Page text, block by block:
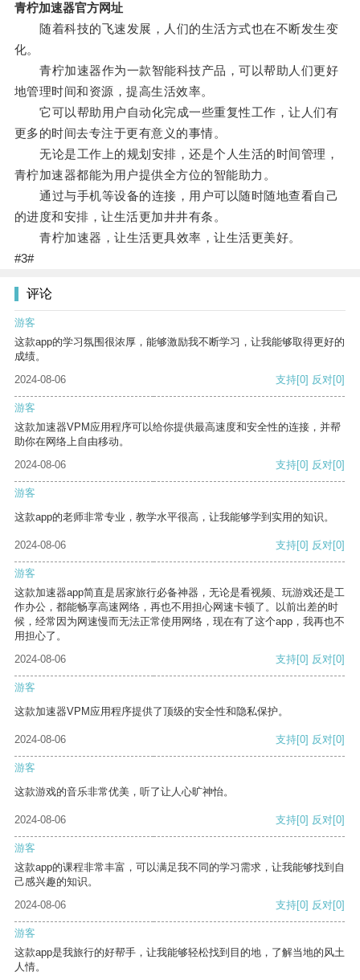
青柠加速器官方网址
随着科技的飞速发展，人们的生活方式也在不断发生变
化。
青柠加速器作为一款智能科技产品，可以帮助人们更好
地管理时间和资源，提高生活效率。
它可以帮助用户自动化完成一些重复性工作，让人们有
更多的时间去专注于更有意义的事情。
无论是工作上的规划安排，还是个人生活的时间管理，
青柠加速器都能为用户提供全方位的智能助力。
通过与手机等设备的连接，用户可以随时随地查看自己
的进度和安排，让生活更加井井有条。
青柠加速器，让生活更具效率，让生活更美好。
#3#
评论
游客
这款app的学习氛围很浓厚，能够激励我不断学习，让我能够取得更好的
成绩。
2024-08-06
支持[0] 反对[0]
游客
这款加速器VPM应用程序可以给你提供最高速度和安全性的连接，并帮
助你在网络上自由移动。
2024-08-06
支持[0] 反对[0]
游客
这款app的老师非常专业，教学水平很高，让我能够学到实用的知识。
2024-08-06 支持[0] 反对[0]
游客
这款加速器app简直是居家旅行必备神器，无论是看视频、玩游戏还是工
作办公，都能畅享高速网络，再也不用担心网速卡顿了。以前出差的时
候，经常因为网速慢而无法正常使用网络，现在有了这个app，我再也不
用担心了。
2024-08-06
支持[0] 反对[0]
游客
这款加速器VPM应用程序提供了顶级的安全性和隐私保护。
2024-08-06 支持[0] 反对[0]
游客
这款游戏的音乐非常优美，听了让人心旷神怡。
2024-08-06 支持[0] 反对[0]
游客
这款app的课程非常丰富，可以满足我不同的学习需求，让我能够找到自
己感兴趣的知识。
2024-08-06
支持[0] 反对[0]
游客
这款app是我旅行的好帮手，让我能够轻松找到目的地，了解当地的风土
人情。